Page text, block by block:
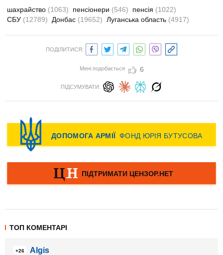
шахрайство (1063) пенсіонери (546) пенсія (1022)
СБУ (12789) Донбас (19652) Луганська область (4917)
ПОДІЛИТИСЯ:
Мені подобається 6
ПІДСУМУВАТИ:
ТОП КОМЕНТАРІ
+26
Algis